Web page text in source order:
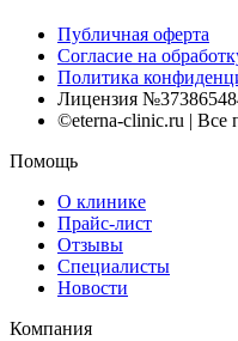
Публичная оферта
Согласие на
Политика
Лицензия
©eterna-clinic.ru | Все
Помощь
О клинике
Прайс-лист
Отзывы
Специалисты
Новости
Компания